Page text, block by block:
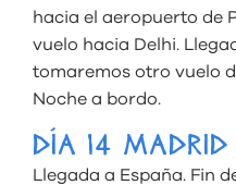
hacia el aeropuerto de
vuelo hacia Delhi.
tomaremos otro vuelo
Noche a bordo.
DÍA 14 MADRID
Llegada a España. Fin